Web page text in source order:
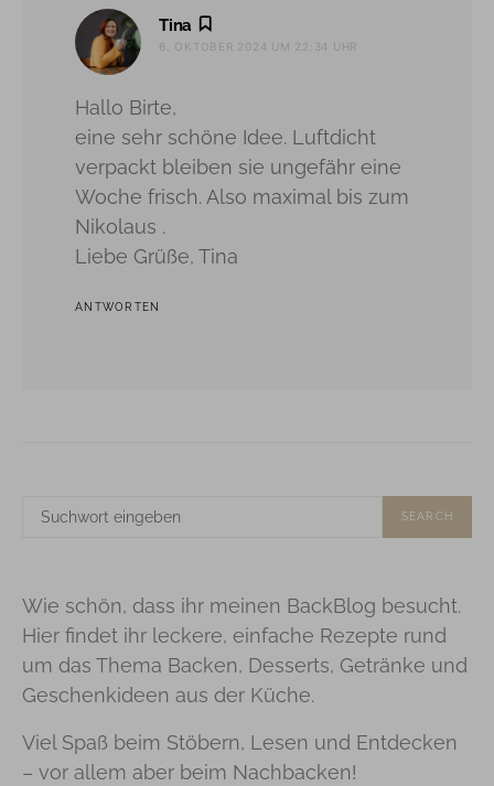
Tina
6. OKTOBER 2024 UM 22:34 UHR
Hallo Birte,
eine sehr schöne Idee. Luftdicht
verpackt bleiben sie ungefähr eine
Woche frisch. Also maximal bis zum
Nikolaus .
Liebe Grüße, Tina
ANTWORTEN
SUCHE
SEARCH
Wie schön, dass ihr meinen BackBlog besucht.
Hier findet ihr leckere, einfache Rezepte rund
um das Thema Backen, Desserts, Getränke und
Geschenkideen aus der Küche.
Viel Spaß beim Stöbern, Lesen und Entdecken
– vor allem aber beim Nachbacken!